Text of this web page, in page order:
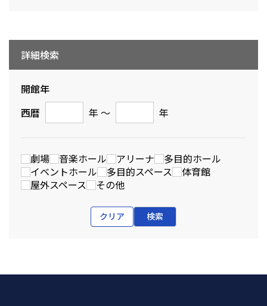
詳細検索
開館年
西暦
年 〜 年
劇場 音楽ホール アリーナ
多目的ホール
イベントホール
多目的スペース
体育館
屋外スペース
その他
クリア 検索